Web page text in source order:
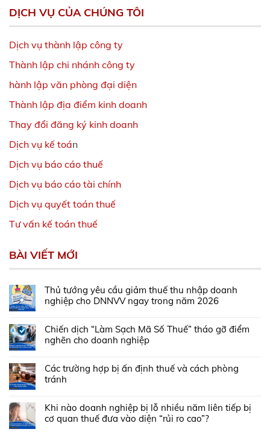
DỊCH VỤ CỦA CHÚNG TÔI
Dịch vụ thành lập công ty
Thành lập chi nhánh công ty
hành lập văn phòng đại diện
Thành lập địa điểm kinh doanh
Thay đổi đăng ký kinh doanh
Dịch vụ kế toán
Dịch vụ báo cáo thuế
Dịch vụ báo cáo tài chính
Dịch vụ quyết toán thuế
Tư vấn kế toán thuế
BÀI VIẾT MỚI
Thủ tướng yêu cầu giảm thuế thu nhập doanh
nghiệp cho DNNVV ngay trong năm 2026
Chiến dịch “Làm Sạch Mã Số Thuế” tháo gỡ điểm
nghẽn cho doanh nghiệp
Các trường hợp bị ấn định thuế và cách phòng
tránh
Khi nào doanh nghiệp bị lỗ nhiều năm liên tiếp bị
cơ quan thuế đưa vào diện “rủi ro cao”?